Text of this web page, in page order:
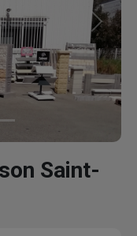
Suivant
Saint-